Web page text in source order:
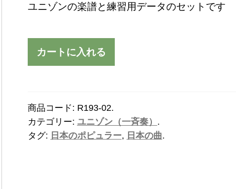
ユニゾンの楽譜と練習用データのセットです
カートに入れる
商品コード: R193-02.
カテゴリー: ユニゾン（一斉奏） .
タグ: 日本のポピュラー, 日本の曲.